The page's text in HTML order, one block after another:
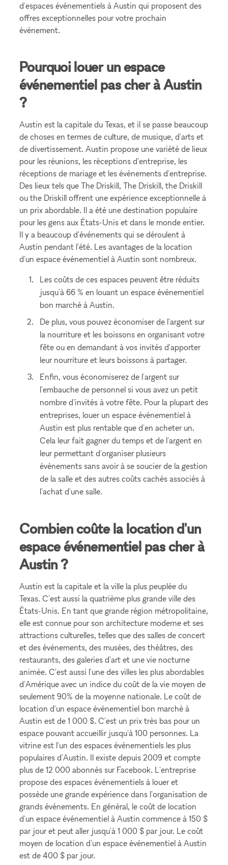
d'espaces événementiels à Austin qui proposent des
offres exceptionnelles pour votre prochain
événement.
Pourquoi louer un espace
événementiel pas cher à Austin
?
Austin est la capitale du Texas, et il se passe beaucoup
de choses en termes de culture, de musique, d'arts et
de divertissement. Austin propose une variété de lieux
pour les réunions, les réceptions d'entreprise, les
réceptions de mariage et les événements d'entreprise.
Des lieux tels que The Driskill, The Driskill, the Driskill
ou the Driskill offrent une expérience exceptionnelle à
un prix abordable. Il a été une destination populaire
pour les gens aux États-Unis et dans le monde entier.
Il y a beaucoup d'événements qui se déroulent à
Austin pendant l'été. Les avantages de la location
d'un espace événementiel à Austin sont nombreux.
Les coûts de ces espaces peuvent être réduits
jusqu'à 66 % en louant un espace événementiel
bon marché à Austin.
De plus, vous pouvez économiser de l'argent sur
la nourriture et les boissons en organisant votre
fête ou en demandant à vos invités d'apporter
leur nourriture et leurs boissons à partager.
Enfin, vous économiserez de l'argent sur
l'embauche de personnel si vous avez un petit
nombre d'invités à votre fête. Pour la plupart des
entreprises, louer un espace événementiel à
Austin est plus rentable que d'en acheter un.
Cela leur fait gagner du temps et de l'argent en
leur permettant d'organiser plusieurs
événements sans avoir à se soucier de la gestion
de la salle et des autres coûts cachés associés à
l'achat d'une salle.
Combien coûte la location d'un
espace événementiel pas cher à
Austin ?
Austin est la capitale et la ville la plus peuplée du
Texas. C'est aussi la quatrième plus grande ville des
États-Unis. En tant que grande région métropolitaine,
elle est connue pour son architecture moderne et ses
attractions culturelles, telles que des salles de concert
et des événements, des musées, des théâtres, des
restaurants, des galeries d'art et une vie nocturne
animée. C'est aussi l'une des villes les plus abordables
d'Amérique avec un indice du coût de la vie moyen de
seulement 90% de la moyenne nationale. Le coût de
location d'un espace événementiel bon marché à
Austin est de 1 000 $. C'est un prix très bas pour un
espace pouvant accueillir jusqu'à 100 personnes. La
vitrine est l'un des espaces événementiels les plus
populaires d'Austin. Il existe depuis 2009 et compte
plus de 12 000 abonnés sur Facebook. L'entreprise
propose des espaces événementiels à louer et
possède une grande expérience dans l'organisation de
grands événements. En général, le coût de location
d'un espace événementiel à Austin commence à 150 $
par jour et peut aller jusqu'à 1 000 $ par jour. Le coût
moyen de location d'un espace événementiel à Austin
est de 400 $ par jour.